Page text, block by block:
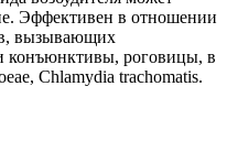
Эффективен в отношении
вызывающих
конъюнктивы, роговицы, в
Chlamydia trachomatis.